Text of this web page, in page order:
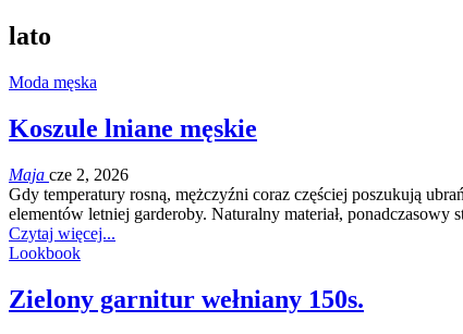
lato
Moda męska
Koszule lniane męskie
Maja cze 2, 2026
Gdy temperatury rosną, mężczyźni coraz częściej poszukują
elementów letniej garderoby. Naturalny materiał,
Czytaj więcej...
Lookbook
Zielony garnitur wełniany 150s.